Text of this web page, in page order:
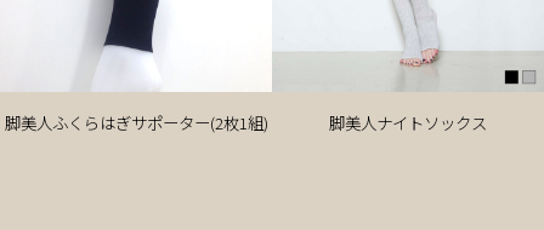
脚美人ふくらはぎサポーター(2枚1組) 脚美人ナイトソックス